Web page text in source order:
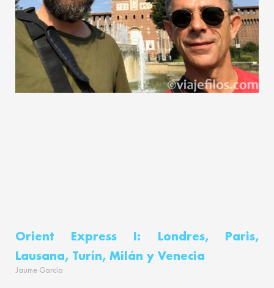
Orient Express I: Londres, Paris,
Lausana, Turín, Milán y Venecia
Jaume García